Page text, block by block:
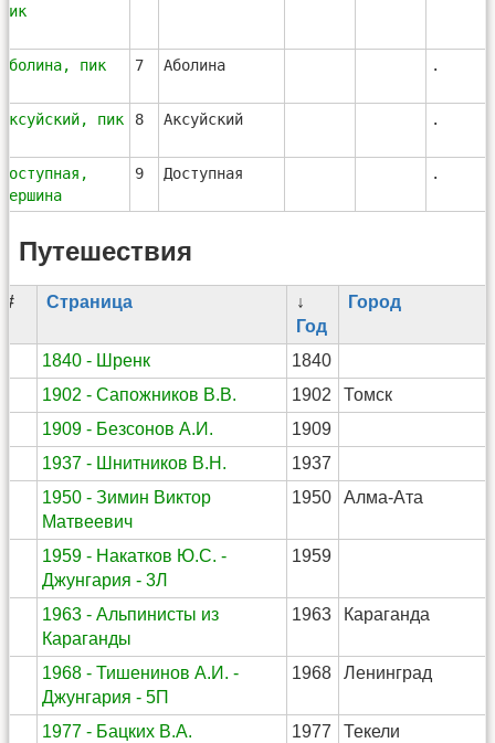
пик
Аболина, пик 7 Аболина .
Аксуйский, пик 8 Аксуйский .
Доступная,
вершина
9 Доступная .
Путешествия
# Страница
↓
Год
Город
1840 - Шренк
1840
1902 - Сапожников В.В. 1902
Томск
1909 - Безсонов А.И.
1909
1937 - Шнитников В.Н.
1937
1950 - Зимин Виктор
Матвеевич
1950 Алма-Ата
1959 - Накатков Ю.С. -
Джунгария - 3Л
1959
1963 - Альпинисты из
Караганды
1963 Караганда
1968 - Тишенинов А.И. -
Джунгария - 5П
1968 Ленинград
1977 - Бацких В.А. 1977
Текели